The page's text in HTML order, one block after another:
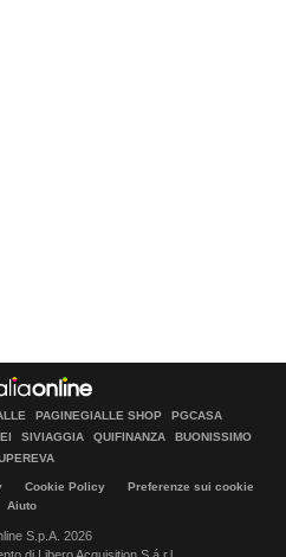
PAGINEGIALLE SHOP
PGCASA
SIVIAGGIA QUIFINANZA
BUONISSIMO
Cookie Policy
Preferenze sui cookie
Aiuto
S.p.A. 2026